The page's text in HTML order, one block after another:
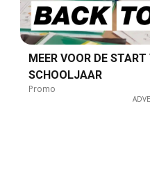
MEER VOOR DE
SCHOOLJAAR
Promo